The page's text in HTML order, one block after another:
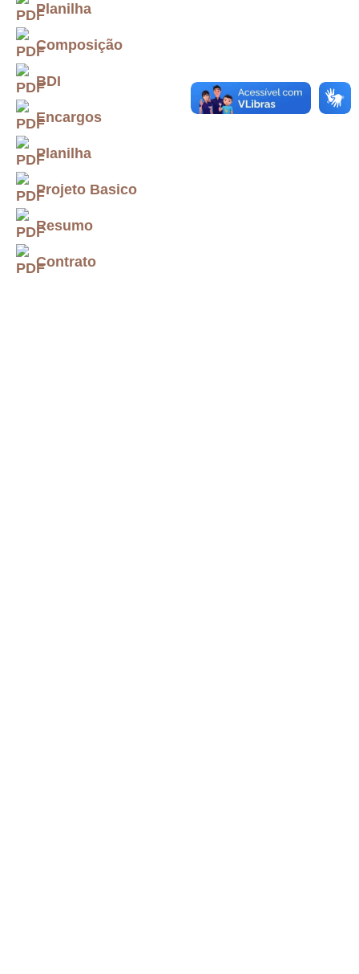
Planilha
Composição
BDI
Encargos
Planilha
Projeto Basico
Resumo
Contrato